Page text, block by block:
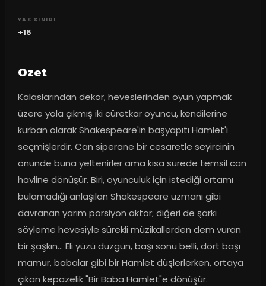
YAS SINIRI
+16
Ozet
Kalaslarından dekor, heveslerinden oyun yapmak
üzere yola çıkmış iki cüretkar oyuncu, kendilerine
kurban olarak Shakespeare'in başyapıtı Hamlet'i
seçmişlerdir. Can siperane bir cesaretle seyircinin
önünde buna yeltenirler ama kısa sürede temsil can
havline dönüşür. Biri, oyunculuk için istediği ortamı
bulamadığı anlaşılan Shakespeare uzmanı gibi
davranan yarım porsiyon aktör; diğeri de şarkı
söyleme hevesiyle sürekli müzikallerden dem vuran
bir şaşkın... Eli yüzü düzgün, başı sonu belli, dört başı
mamur, babalar gibi bir Hamlet düşlerlerken, ortaya
çıkan kepazelik "Bir Baba Hamlet"e dönüşür.